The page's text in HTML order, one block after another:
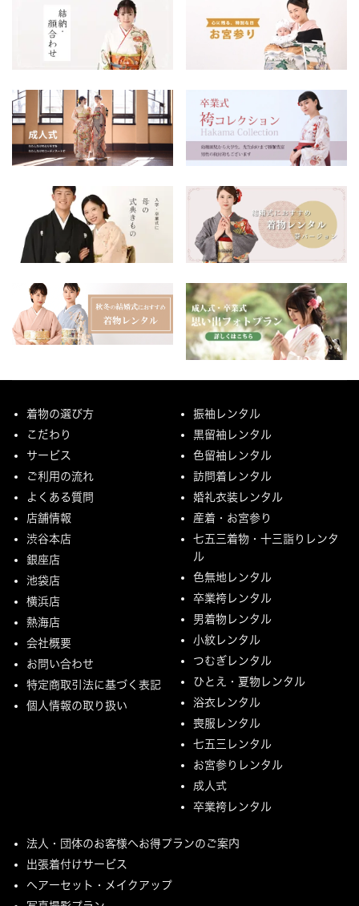
着物の選び方
こだわり
サービス
ご利用の流れ
よくある質問
店舗情報
渋谷本店
銀座店
池袋店
横浜店
熱海店
会社概要
お問い合わせ
特定商取引法に基づく表記
個人情報の取り扱い
振袖レンタル
黒留袖レンタル
色留袖レンタル
訪問着レンタル
婚礼衣装レンタル
産着・お宮参り
七五三着物・十三詣りレンタ
ル
色無地レンタル
卒業袴レンタル
男着物レンタル
小紋レンタル
つむぎレンタル
ひとえ・夏物レンタル
浴衣レンタル
喪服レンタル
七五三レンタル
お宮参りレンタル
成人式
卒業袴レンタル
法人・団体のお客様へお得プランのご案内
出張着付けサービス
ヘアーセット・メイクアップ